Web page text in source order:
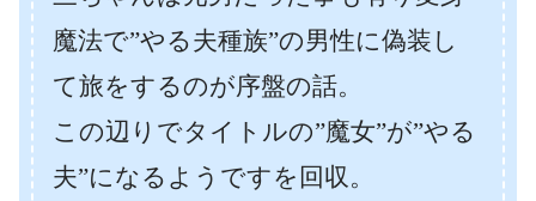
魔法で”やる夫種族”の男性に偽装し
て旅をするのが序盤の話。
この辺りでタイトルの”魔女”が”やる
夫”になるようですを回収。